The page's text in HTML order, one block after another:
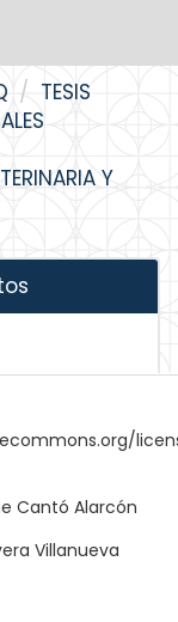
TESIS
Y
Cantó Alarcón
Villanueva